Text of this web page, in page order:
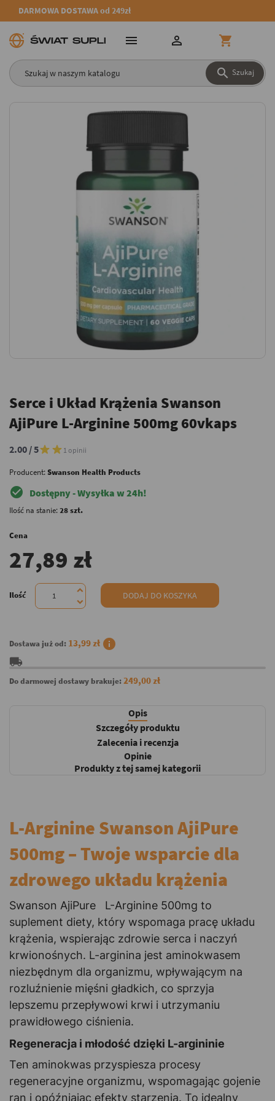
DARMOWA DOSTAWA od 249zł
 Szukaj
  
Serce i Układ Krążenia Swanson
AjiPure L-Arginine 500mg 60vkaps
2.00 / 5 1 opinii
Producent:Swanson Health Products
check_circle Dostępny - Wysyłka w 24h!
Ilość na stanie:28 szt.
Cena
27,89 zł
Ilość DODAJ DO KOSZYKA
Dostawa już od: 13,99 zł info
local_shipping
Do darmowej dostawy brakuje:249,00 zł
Opis
Szczegóły produktu
Zalecenia i recenzja
Opinie
Produkty z tej samej kategorii
L-Arginine Swanson AjiPure
500mg – Twoje wsparcie dla
zdrowego układu krążenia
Swanson AjiPure L-Arginine 500mg to
suplement diety, który wspomaga pracę układu
krążenia, wspierając zdrowie serca i naczyń
krwionośnych. L-arginina jest aminokwasem
niezbędnym dla organizmu, wpływającym na
rozluźnienie mięśni gładkich, co sprzyja
lepszemu przepływowi krwi i utrzymaniu
prawidłowego ciśnienia.
Regeneracja i młodość dzięki L-argininie
Ten aminokwas przyspiesza procesy
regeneracyjne organizmu, wspomagając gojenie
ran i opóźniając efekty starzenia. To idealny